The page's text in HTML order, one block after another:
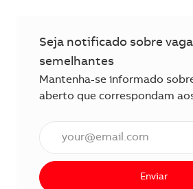
Seja notificado sobre
semelhantes
Mantenha-se informado
aberto que correspondam
Enviar